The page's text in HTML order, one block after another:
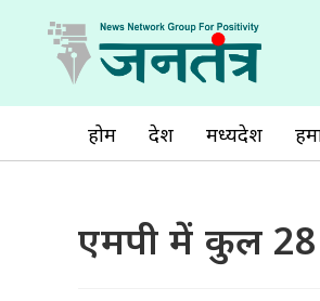
होम देश मध्यप्रदेश
एमपी में कुल 28